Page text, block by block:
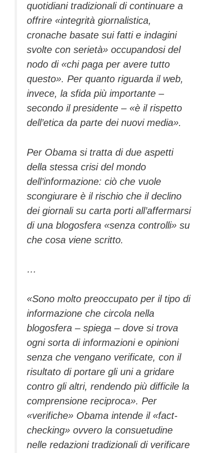
quotidiani tradizionali di continuare a
offrire «integrità giornalistica,
cronache basate sui fatti e indagini
svolte con serietà» occupandosi del
nodo di «chi paga per avere tutto
questo». Per quanto riguarda il web,
invece, la sfida più importante –
secondo il presidente – «è il rispetto
dell’etica da parte dei nuovi media».
Per Obama si tratta di due aspetti
della stessa crisi del mondo
dell’informazione: ciò che vuole
scongiurare è il rischio che il declino
dei giornali su carta porti all’affermarsi
di una blogosfera «senza controlli» su
che cosa viene scritto.
…
«Sono molto preoccupato per il tipo di
informazione che circola nella
blogosfera – spiega – dove si trova
ogni sorta di informazioni e opinioni
senza che vengano verificate, con il
risultato di portare gli uni a gridare
contro gli altri, rendendo più difficile la
comprensione reciproca». Per
«verifiche» Obama intende il «fact-
checking» ovvero la consuetudine
nelle redazioni tradizionali di verificare